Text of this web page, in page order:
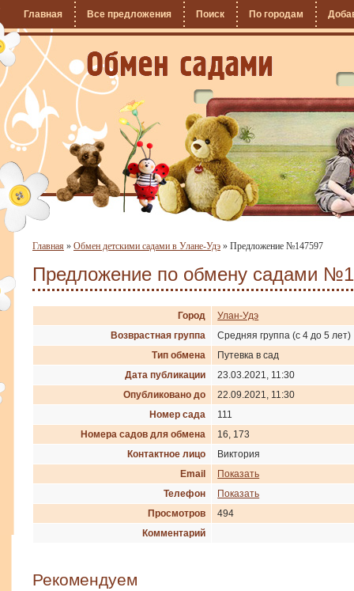
Главная Все предложения Поиск По городам
Главная » Обмен детскими садами в Улане-Удэ » Предложение №147597
Предложение по обмену садами
Город
Улан-Удэ
Возврастная группа
Средняя группа (с 4 до 5 лет)
Тип обмена
Путевка в сад
Дата публикации
23.03.2021, 11:30
Опубликовано до
22.09.2021, 11:30
Номер сада
111
Номера садов для обмена
16, 173
Контактное лицо
Виктория
Email
Показать
Телефон
Показать
Просмотров
494
Комментарий
Рекомендуем